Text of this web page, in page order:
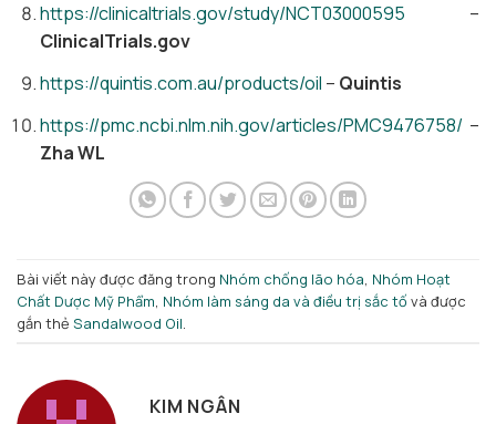
https://clinicaltrials.gov/study/NCT03000595 –
ClinicalTrials.gov
https://quintis.com.au/products/oil – Quintis
https://pmc.ncbi.nlm.nih.gov/articles/PMC9476758/–
Zha WL
Bài viết này được đăng trong Nhóm chống lão hóa, Nhóm Hoạt
Chất Dược Mỹ Phẩm, Nhóm làm sáng da và điều trị sắc tố và được
gắn thẻ Sandalwood Oil.
KIM NGÂN